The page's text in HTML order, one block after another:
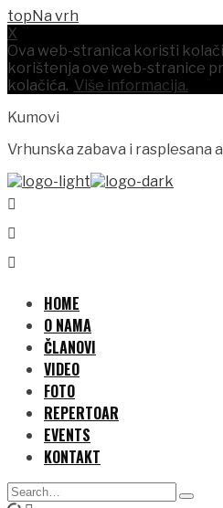
Na vrh
X
Ova web-stranica koristi
korištenja ove web-stranice
kolačića. Više informacija.
Kumovi
Vrhunska zabava i rasplesana
HOME
O NAMA
ČLANOVI
VIDEO
FOTO
REPERTOAR
EVENTS
KONTAKT
Search
Type